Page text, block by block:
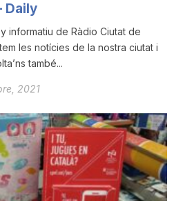
Daily
informatiu de Ràdio Ciutat de
les notícies de la nostra ciutat i
també...
2021